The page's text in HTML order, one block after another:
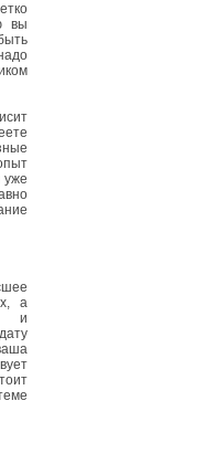
вы
уже
а
и